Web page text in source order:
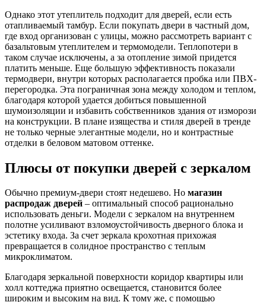
Однако этот утеплитель подходит для дверей, если есть
отапливаемый тамбур. Если покупать двери в частный дом,
где вход организован с улицы, можно рассмотреть вариант с
базальтовым утеплителем и термомодели. Теплопотери в
таком случае исключены, а за отопление зимой придется
платить меньше. Еще большую эффективность показали
термодвери, внутри которых располагается пробка или ПВХ-
перегородка. Эта пограничная зона между холодом и теплом,
благодаря которой удается добиться повышенной
шумоизоляции и избавить собственников здания от изморози
на конструкции. В плане изящества и стиля дверей в тренде
не только черные элегантные модели, но и контрастные
отделки в беловом матовом оттенке.
Плюсы от покупки дверей с зеркалом
Обычно премиум-двери стоят недешево. Но магазин
распродаж дверей – оптимальный способ рационально
использовать деньги. Модели с зеркалом на внутреннем
полотне усиливают взломоустойчивость дверного блока и
эстетику входа. За счет зеркала крохотная прихожая
превращается в солидное пространство с теплым
микроклиматом.
Благодаря зеркальной поверхности коридор квартиры или
холл коттеджа приятно освещается, становится более
широким и высоким на вид. К тому же, с помощью